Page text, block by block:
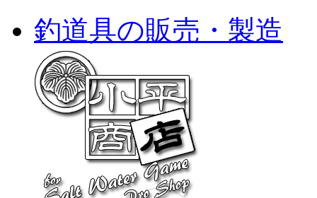
釣道具の販売・製造